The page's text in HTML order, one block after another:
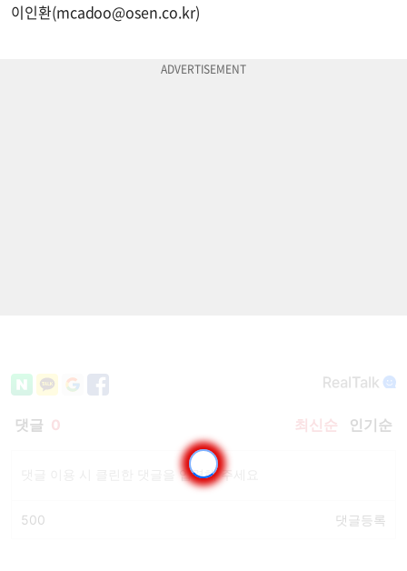
이인환(mcadoo@osen.co.kr)